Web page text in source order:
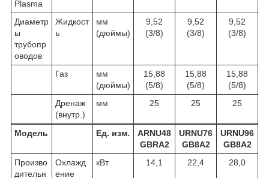
Plasma
Диаметр
ы
трубопр
оводов
Жидкост
ь
мм
(дюймы)
9,52
(3/8)
9,52
(3/8)
9,52
(3/8)
Газ
мм
(дюймы)
15,88
(5/8)
15,88
(5/8)
15,88
(5/8)
Дренаж
(внутр.)
мм 25 25 25
Модель Ед. изм.
ARNU48
GBRA2
URNU76
GB8A2
URNU96
GB8A2
Произво
дительн
Охлажд
ение
кВт 14,1 22,4 28,0